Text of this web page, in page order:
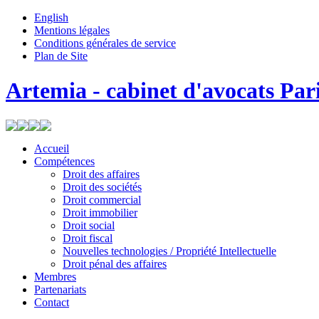
English
Mentions légales
Conditions générales de service
Plan de Site
Artemia - cabinet d'avocats
Accueil
Compétences
Droit des affaires
Droit des sociétés
Droit commercial
Droit immobilier
Droit social
Droit fiscal
Nouvelles technologies / Propriété Intellectuelle
Droit pénal des affaires
Membres
Partenariats
Contact